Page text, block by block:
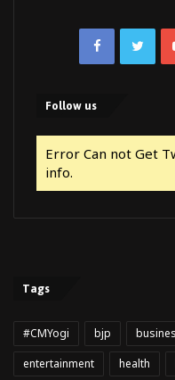
Facebook
Follow us
Error Can not Get
info.
Tags
#CMYogi bjp
entertainment
health